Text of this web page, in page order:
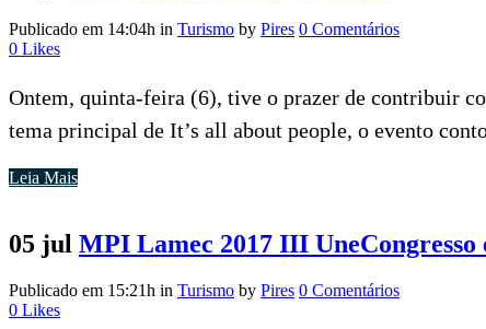
Publicado em 14:04h in Turismo by Pires 0 Comentários
0 Likes
Ontem, quinta-feira (6), tive o prazer de contribuir
tema principal de It’s all about people, o evento
Leia Mais
05 jul MPI Lamec 2017 III UneCongresso
Publicado em 15:21h in Turismo by Pires 0 Comentários
0 Likes